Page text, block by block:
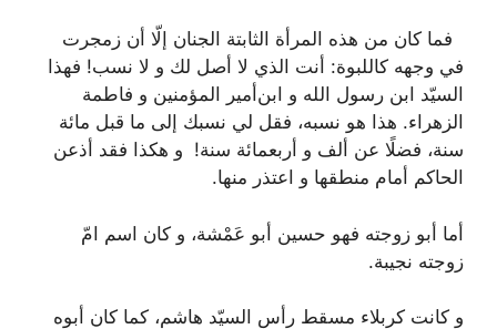
فما كان من هذه المرأة الثابتة الجنان إلّا أن زمجرت
في وجهه كاللبوة: أنت الذي لا أصل لك و لا نسب! فهذا
السيّد ابن رسول الله و ابن‌أمير المؤمنين و فاطمة
الزهراء. هذا هو نسبه، فقل لي نسبك إلى ما قبل مائة
سنة، فضلًا عن ألف و أربعمائة سنة! و هكذا فقد أذعن
الحاكم أمام منطقها و اعتذر منها.
أما أبو زوجته فهو حسين أبو عَمْشة، و كان اسم امّ
زوجته نجيبة.
و كانت كربلاء مسقط رأس السيّد هاشم، كما كان أبوه